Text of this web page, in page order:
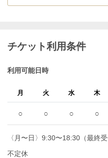
チケット利用条件
利用可能日時
月 火 水 木
○ ○ ○ ○
〈月〜日〉9:30〜18:30（最終受
不定休